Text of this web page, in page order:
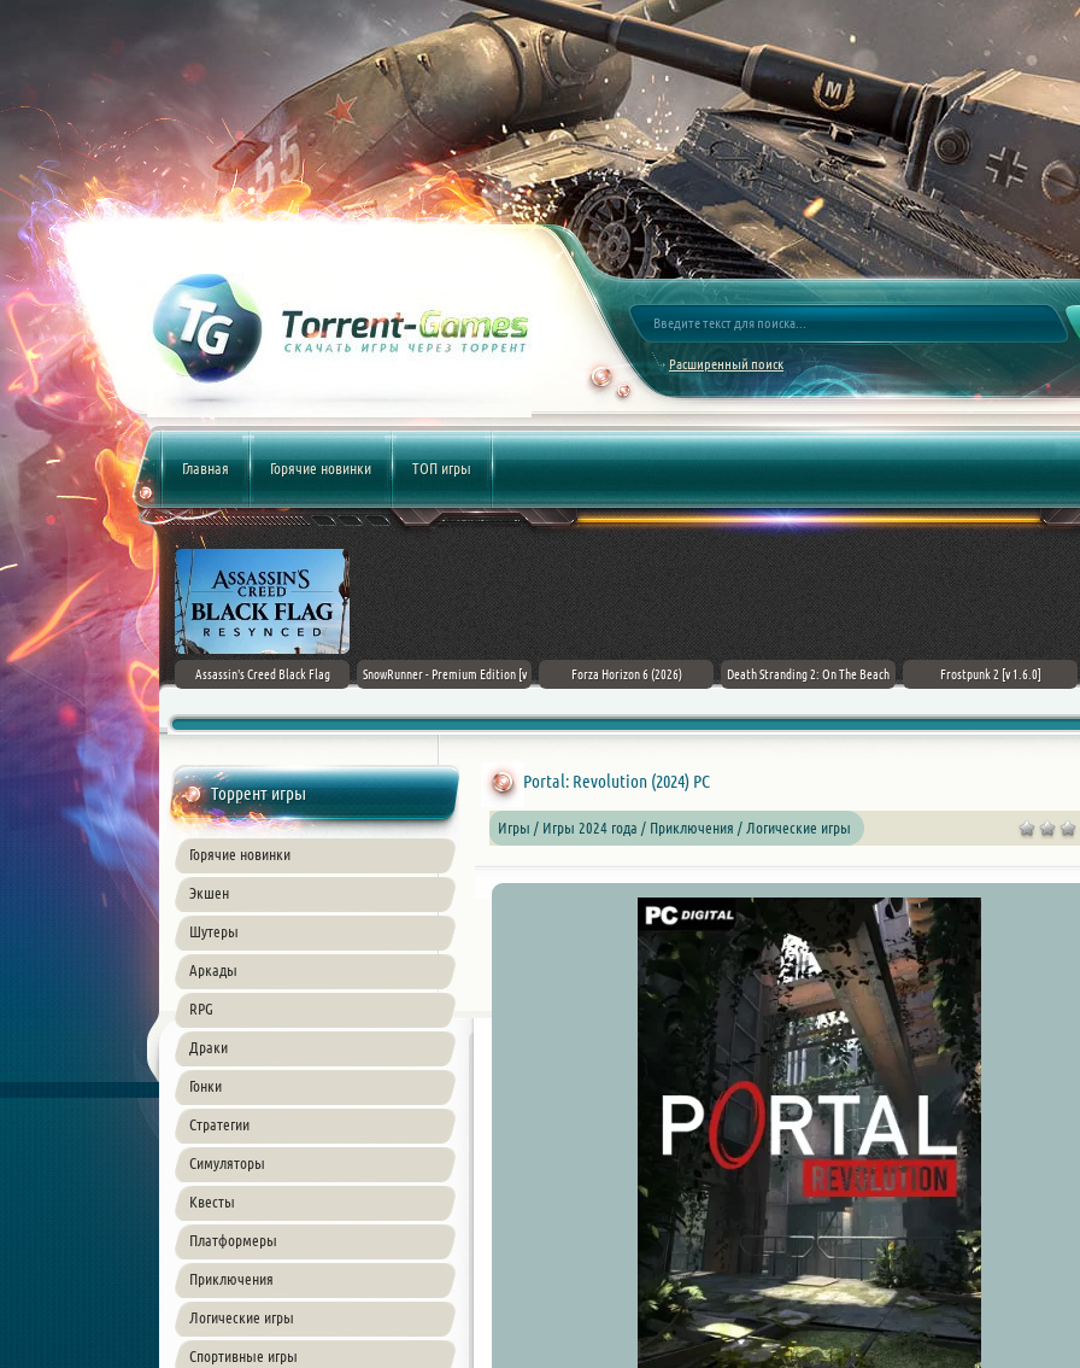
Расширенный поиск
Главная Горячие новинки ТОП игры
Doom: The Dark Ages
Assassin's Creed Black Flag
SnowRunner - Premium Edition [v
Forza Horizon 6 (2026) Death Stranding 2: On The Beach Frostpunk 2 [v 1.6.0]
Торрент игры
Горячие новинки
Экшен
Шутеры
Аркады
RPG
Драки
Гонки
Стратегии
Симуляторы
Квесты
Платформеры
Приключения
Логические игры
Спортивные игры
Portal: Revolution (2024) PC
Игры / Игры 2024 года / Приключения / Логические игры